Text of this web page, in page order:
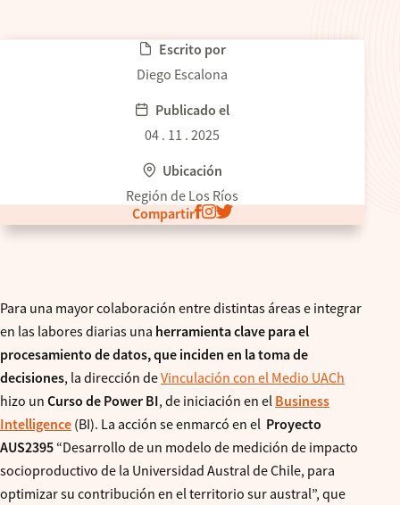
Para una mayor colaboración entre distintas áreas e integrar
en las labores diarias una herramienta clave para el
procesamiento de datos, que inciden en la toma de
decisiones, la dirección deVinculación con el Medio UACh
hizo un Curso de Power BI, de iniciación en el Business
Intelligence (BI). La acción se enmarcó en el Proyecto
AUS2395 “Desarrollo de un modelo de medición de impacto
socioproductivo de la Universidad Austral de Chile, para
optimizar su contribución en el territorio sur austral”, que
Escrito por
Diego Escalona
Publicado el
04 . 11 . 2025
Ubicación
Región de Los Ríos
Compartir